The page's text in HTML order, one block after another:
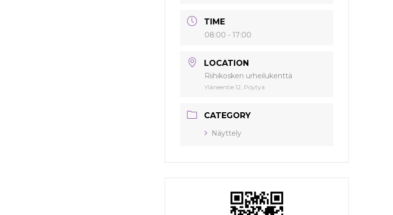
TIME
08:00 - 17:00
LOCATION
Riihikosken urheilukenttä
Yläneentie 12, Pöytyä
CATEGORY
Näyttely